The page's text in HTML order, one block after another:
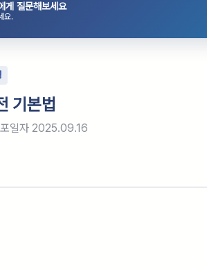
게 질문해보세요
요.
기본법
일자 2025.09.16